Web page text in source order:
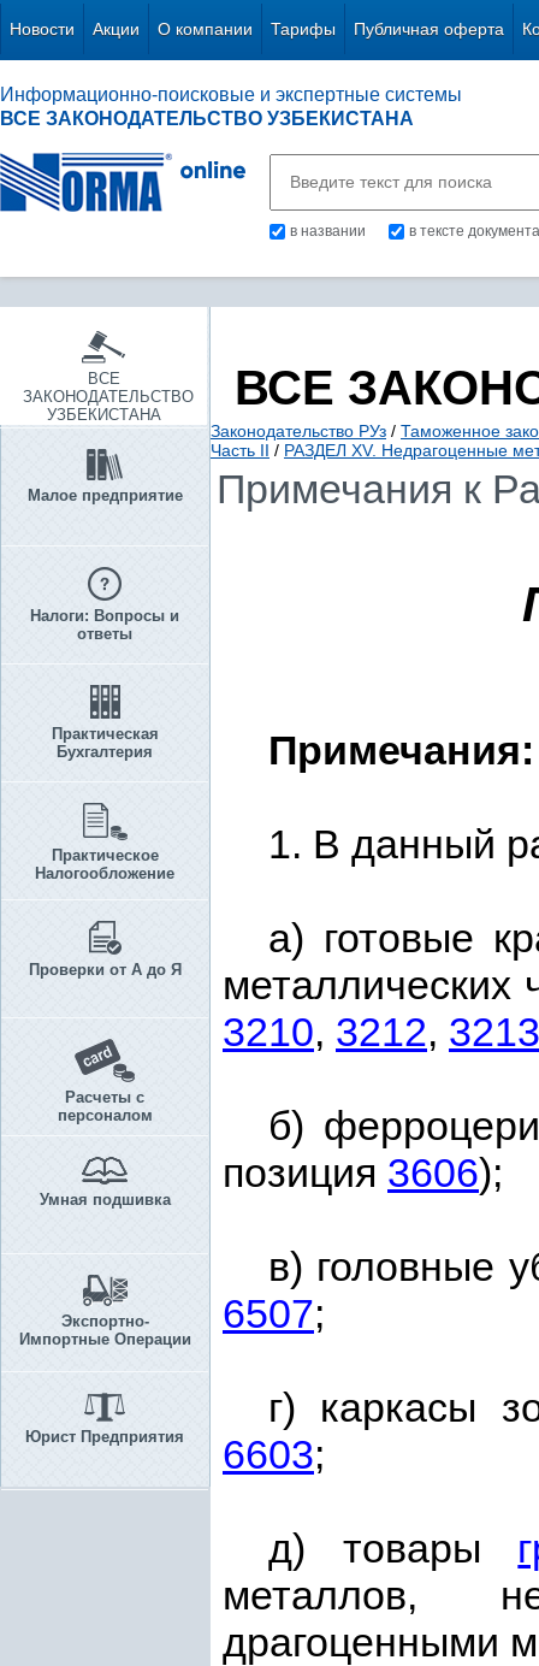
Новости Акции О компании Тарифы Публичная оферта
Информационно-поисковые и экспертные системы
ВСЕ ЗАКОНОДАТЕЛЬСТВО УЗБЕКИСТАНА
в названии в тексте документа
ВСЕ
ЗАКОНОДАТЕЛЬСТВО
УЗБЕКИСТАНА
Малое предприятие
Налоги: Вопросы и
ответы
Практическая
Бухгалтерия
Практическое
Налогообложение
Проверки от А до Я
Расчеты с
персоналом
Умная подшивка
Экспортно-
Импортные Операции
Юрист Предприятия
ВСЕ
Законодательство РУз / Таможенное
Часть II / РАЗДЕЛ XV. Недрагоценные
Примечания к
Примечания:
1. В данный
а) готовые
3210, 3212, 3213
б)
позиция 3606);
в) головные
6507;
г) каркасы
6603;
д) товары
металлов,
драгоценными